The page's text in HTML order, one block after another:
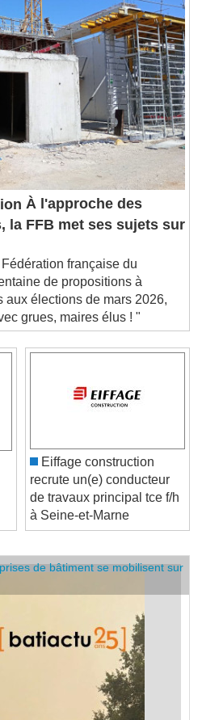
À l'approche des
la FFB met ses sujets sur
française du
de propositions à
élections de mars 2026,
grues, maires élus ! "
Eiffage construction
recrute un(e) conducteur
de travaux principal tce f/h
à Seine-et-Marne
de bâtiment se mobilisent sur